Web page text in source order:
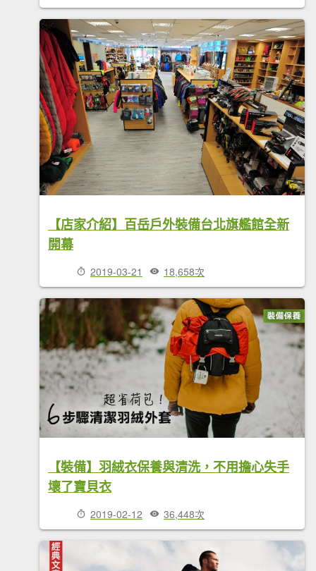
【店家介紹】百岳戶外裝備台北旗艦館全新
開幕
2019-03-21 18,658次
【裝備】羽絨衣保養與清洗，不用擔心失手
壞了寶貝衣
2019-02-12 36,448次